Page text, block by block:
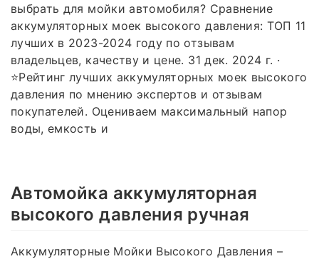
выбрать для мойки автомобиля? Сравнение
аккумуляторных моек высокого давления: ТОП 11
лучших в 2023-2024 году по отзывам
владельцев, качеству и цене. 31 дек. 2024 г. ·
⭐Рейтинг лучших аккумуляторных моек высокого
давления по мнению экспертов и отзывам
покупателей. Оцениваем максимальный напор
воды, емкость и
Автомойка аккумуляторная
высокого давления ручная
Аккумуляторные Мойки Высокого Давления –